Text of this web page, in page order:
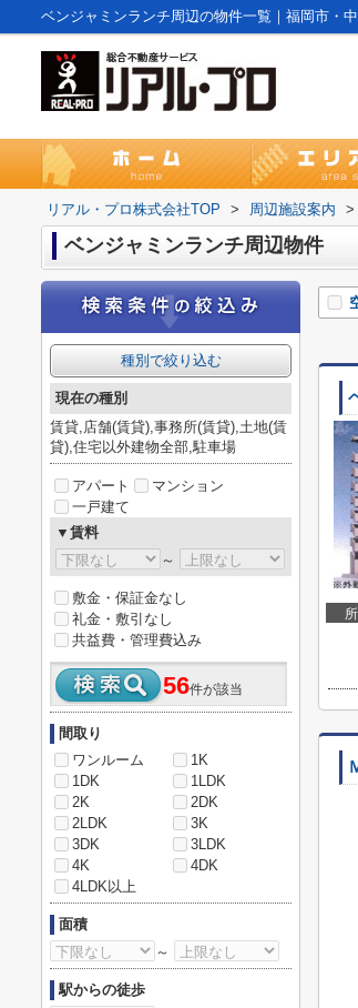
ベンジャミンランチ周辺の物件一覧｜福岡市・
リアル・プロ株式会社TOP > 周辺施設案内 >
ベンジャミンランチ周辺物件
種別で絞り込む
現在の種別
賃貸,店舗(賃貸),事務所(賃貸),土地(賃
貸),住宅以外建物全部,駐車場
アパート
マンション
一戸建て
▼賃料
～
敷金・保証金なし
礼金・敷引なし
共益費・管理費込み
56件が該当
間取り
ワンルーム
1K
1DK
1LDK
2K
2DK
2LDK
3K
3DK
3LDK
4K
4DK
4LDK以上
面積
～
駅からの徒歩